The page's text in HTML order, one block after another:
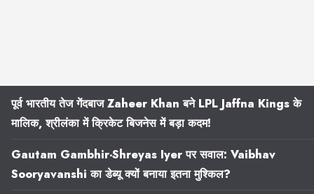
पूर्व भारतीय तेज गेंदबाज Zaheer Khan बने LPL Jaffna Kings के
मालिक, श्रीलंका में क्रिकेट बिजनेस में बड़ा कदम!
Gautam Gambhir-Shreyas Iyer पर सवाल: Vaibhav
Sooryavanshi का डेब्यू क्यों बनाया इतना मुश्किल?